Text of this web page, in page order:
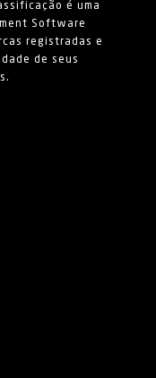
é uma
Software
registradas e
de seus